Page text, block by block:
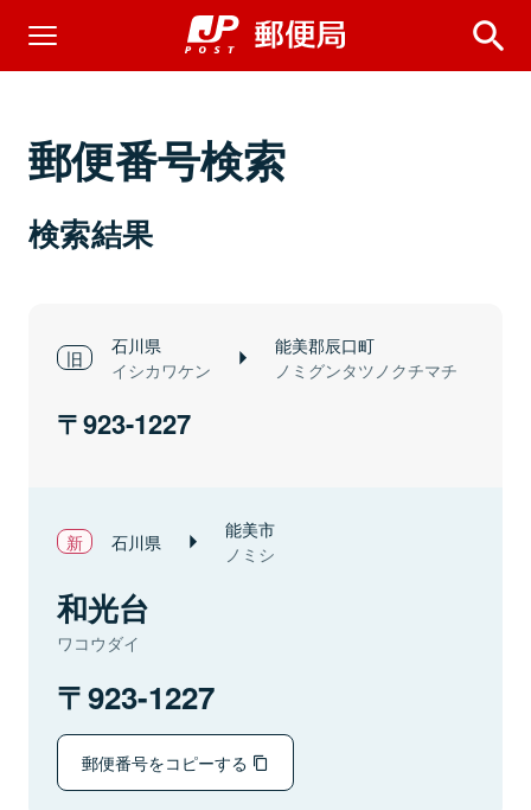
郵便番号検索
検索結果
石川県
イシカワケン
能美郡辰口町
ノミグンタツノクチマチ
923-1227
石川県 能美市
ノミシ
和光台
ワコウダイ
923-1227
郵便番号をコピーする